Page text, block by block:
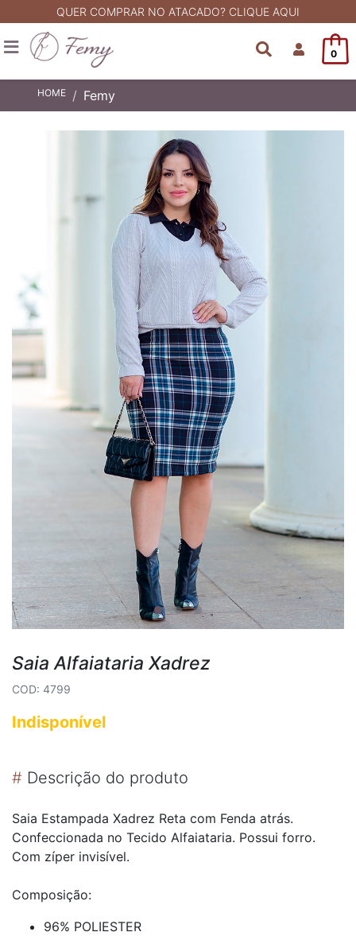
QUER COMPRAR NO ATACADO? CLIQUE AQUI
0
HOME Femy
Saia Alfaiataria Xadrez
COD: 4799
Indisponível
# Descrição do produto
Saia Estampada Xadrez Reta com Fenda atrás.
Confeccionada no Tecido Alfaiataria. Possui forro.
Com zíper invisível.
Composição:
96% POLIESTER